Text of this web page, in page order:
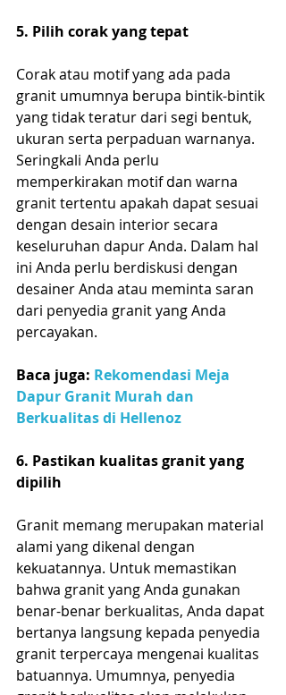
5. Pilih corak yang tepat
Corak atau motif yang ada pada
granit umumnya berupa bintik-bintik
yang tidak teratur dari segi bentuk,
ukuran serta perpaduan warnanya.
Seringkali Anda perlu
memperkirakan motif dan warna
granit tertentu apakah dapat sesuai
dengan desain interior secara
keseluruhan dapur Anda. Dalam hal
ini Anda perlu berdiskusi dengan
desainer Anda atau meminta saran
dari penyedia granit yang Anda
percayakan.
Baca juga: Rekomendasi Meja
Dapur Granit Murah dan
Berkualitas di Hellenoz
6. Pastikan kualitas granit yang
dipilih
Granit memang merupakan material
alami yang dikenal dengan
kekuatannya. Untuk memastikan
bahwa granit yang Anda gunakan
benar-benar berkualitas, Anda dapat
bertanya langsung kepada penyedia
granit terpercaya mengenai kualitas
batuannya. Umumnya, penyedia